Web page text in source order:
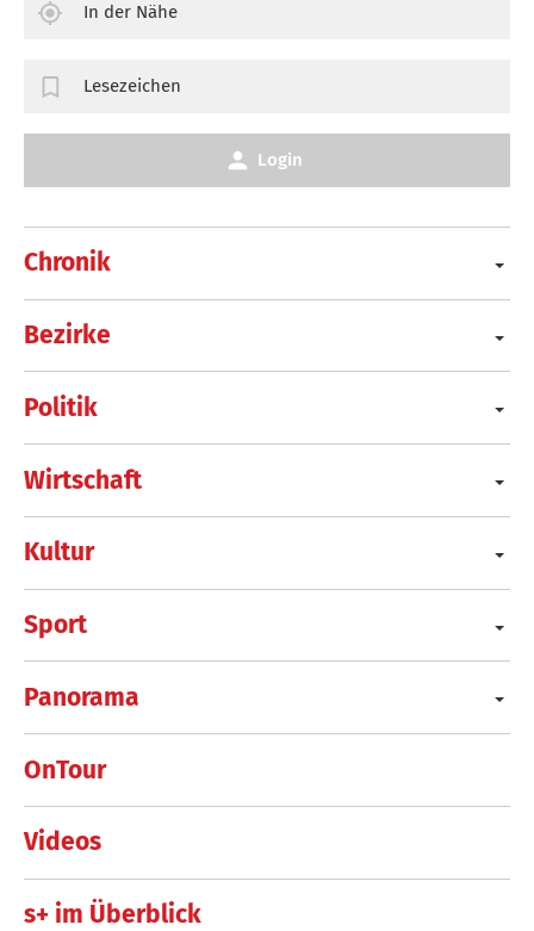
Chronik
Bezirke
Politik
Wirtschaft
Kultur
Sport
Panorama
OnTour
Videos
s+ im Überblick
In der Nähe
Lesezeichen
Login